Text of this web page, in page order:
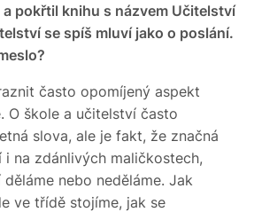
pokřtil knihu s názvem Učitelství
se spíš mluví jako o poslání.
často opomíjený aspekt
O škole a učitelství často
slova, ale je fakt, že značná
i na zdánlivých maličkostech,
nebo neděláme. Jak
ve třídě stojíme, jak se